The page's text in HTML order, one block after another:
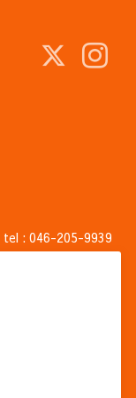
tel : 046-205-9939